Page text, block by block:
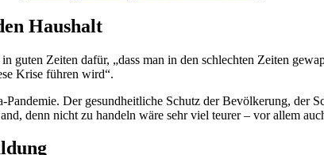
Haushalt
guten Zeiten dafür, „dass man in den schlechten Zeiten
Krise führen wird“.
Der gesundheitliche Schutz der Bevölkerung, der
denn nicht zu handeln wäre sehr viel teurer – vor allem